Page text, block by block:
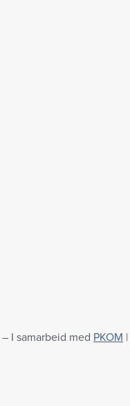
– I samarbeid med PKOM |